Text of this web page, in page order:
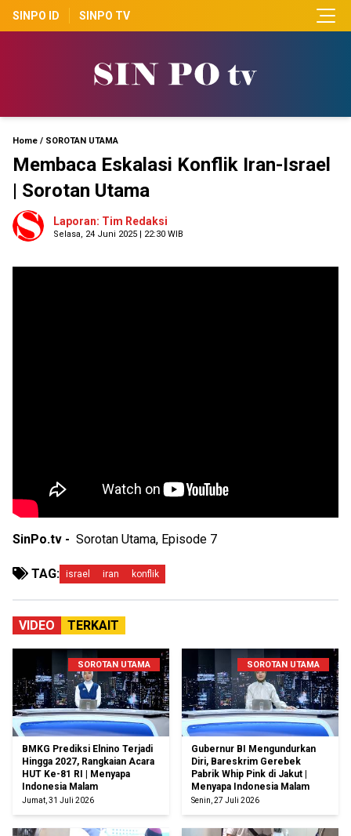
SINPO ID SINPO TV
Home / SOROTAN UTAMA
Membaca Eskalasi Konflik Iran-Israel
| Sorotan Utama
Laporan: Tim Redaksi
Selasa, 24 Juni 2025 | 22:30 WIB
SinPo.tv - Sorotan Utama, Episode 7
TAG: israel iran konflik
VIDEO TERKAIT
SOROTAN UTAMA
BMKG Prediksi Elnino Terjadi
Hingga 2027, Rangkaian Acara
HUT Ke-81 RI | Menyapa
Indonesia Malam
Jumat, 31 Juli 2026
SOROTAN UTAMA
Gubernur BI Mengundurkan
Diri, Bareskrim Gerebek
Pabrik Whip Pink di Jakut |
Menyapa Indonesia Malam
Senin, 27 Juli 2026